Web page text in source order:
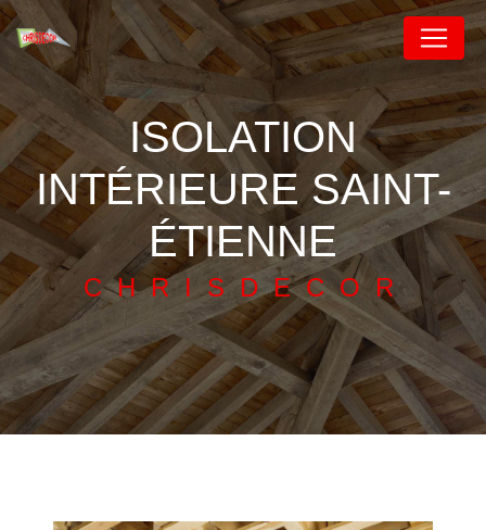
ISOLATION
INTÉRIEURE SAINT-
ÉTIENNE
CHRISDECOR
Panneau de gestion des cookies